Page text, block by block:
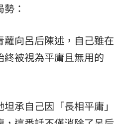
：
蘿向呂后陳述，自己雖在
被視為平庸且無用的
坦承自己因「長相平庸」